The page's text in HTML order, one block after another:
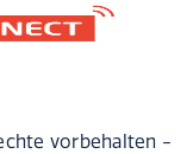
vorbehalten -